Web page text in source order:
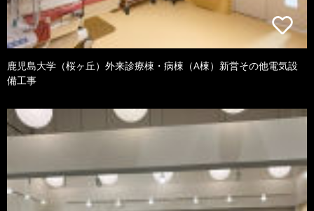
鹿児島大学（桜ヶ丘）外来診療棟・病棟（A棟）新営その他電気設
備工事